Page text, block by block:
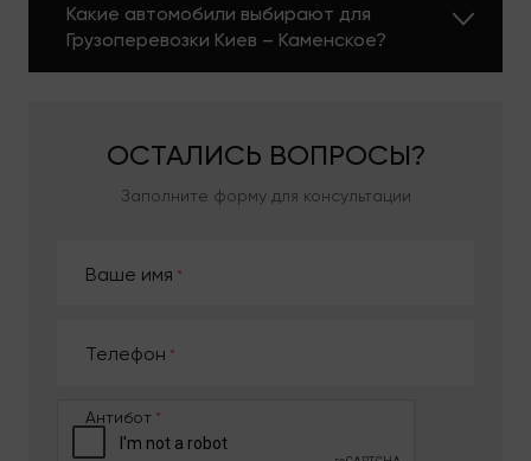
проблемы, связанные с переездом. Вы – сможете
заниматься своим бизнесом.
СОТРУДНИЧЕСТВА С
НАМИ
Наши выгодные стороны:
компаниями;
для выполнения задания транспортировки
Какие автомобили выбирают для
Грузоперевозки Киев – Каменское?
ОСТАЛИСЬ ВОПРОСЫ?
Заполните форму для консультации
Ваше имя
Телефон
Антибот